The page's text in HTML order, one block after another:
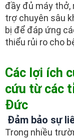
đầy đủ máy thở,
trợ chuyên sâu
bị để đáp ứng
thiểu rủi ro cho
Các lợi ích
cứu từ các
Đức
Đảm bảo sự
Trong nhiều